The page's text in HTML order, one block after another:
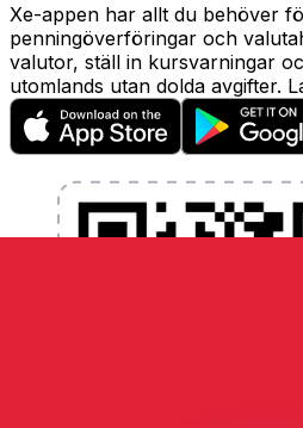
Xe-appen har allt du behöver
penningöverföringar och
valutor, ställ in kursvarningar
utomlands utan dolda avgifter.